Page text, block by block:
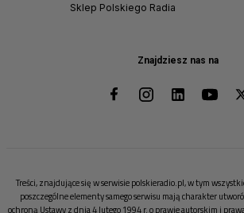
Znajdziesz nas na
Sklep Polskiego Radia
Treści, znajdujące się w serwisie polskieradio.pl, w tym
poszczególne elementy samego serwisu mają charakter
ochroną Ustawy z dnia 4 lutego 1994 r. o prawie autorskim i